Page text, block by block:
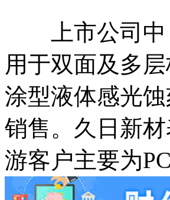
上市公司中
用于双面及多
涂型液体感光
销售。久日新
游客户主要为